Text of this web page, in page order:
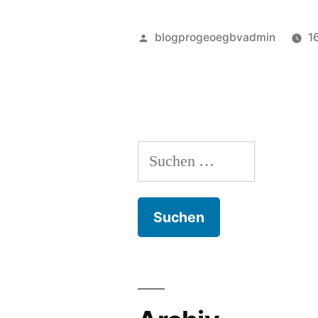
Posted
blogprogeoegbvadmin
Suchen
nach: